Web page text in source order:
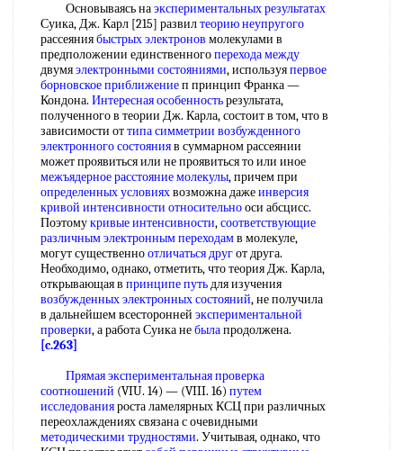
Основываясь наэкспериментальных результатах
Суика, Дж. Карл [215] развилтеорию неупругого
рассеяниябыстрых электронов молекулами в
предположении единственногоперехода между
двумяэлектронными состояниями, используяпервое
борновское приближениеп принцип Франка —
Кондона. Интересная особенностьрезультата,
полученного в теории Дж. Карла, состоит в том, что в
зависимости оттипа симметрии возбужденного
электронного состоянияв суммарном рассеянии
может проявиться или не проявиться то или иное
межъядерное расстояние молекулы, причем при
определенных условияхвозможна дажеинверсия
кривой интенсивности относительнооси абсцисс.
Поэтомукривые интенсивности,соответствующие
различнымэлектронным переходамв молекуле,
могут существенноотличаться другот друга.
Необходимо, однако, отметить, что теория Дж. Карла,
открывающая в принципе путьдля изучения
возбужденных электронных состояний, не получила
в дальнейшем всесторонней экспериментальной
проверки, а работа Суика небылапродолжена.
[c.263]
Прямая экспериментальнаяпроверка
соотношений (VIU. 14) — (VIII. 16) путем
исследованияроста ламелярных КСЦ при различных
переохлаждениях связана с очевидными
методическими трудностями. Учитывая, однако, что